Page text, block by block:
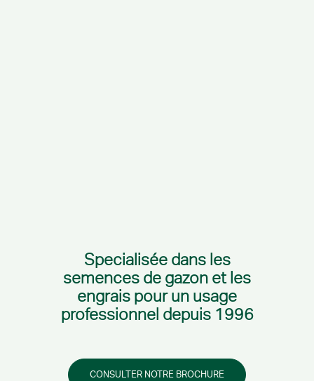
Specialisée dans les
semences de gazon et les
engrais pour un usage
professionnel depuis 1996
CONSULTER NOTRE BROCHURE